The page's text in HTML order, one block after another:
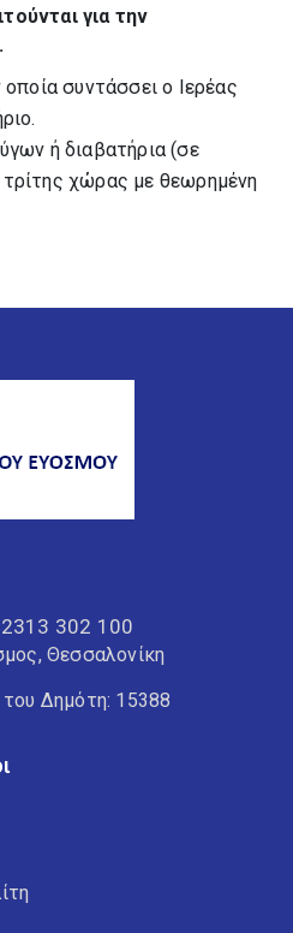
για την
συντάσσει ο Ιερέας
ή διαβατήρια (σε
χώρας με θεωρημένη
2313 302 100
Θεσσαλονίκη
Δημότη: 15388